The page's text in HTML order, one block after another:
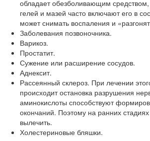
обладает обезболивающим средством,
гелей и мазей часто включают его в
может снимать воспаления и
Заболевания позвоночника.
Варикоз.
Простатит.
Сужение или расширение сосудов.
Аднексит.
Рассеянный склероз. При лечении
происходит остановка разрушения
аминокислоты способствуют
окончаний. Поэтому на ранних
вылечить.
Холестериновые бляшки.